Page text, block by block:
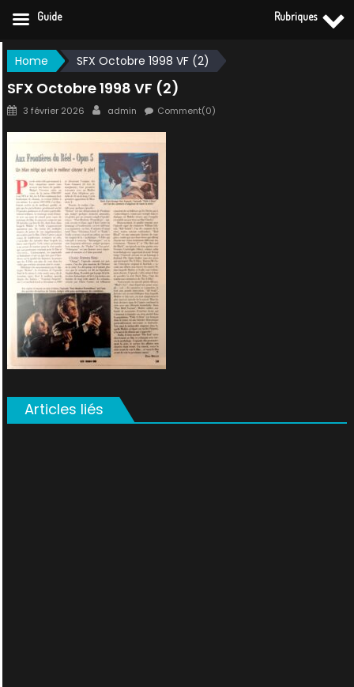
Skip
to
content
Home SFX Octobre 1998 VF (2)
SFX Octobre 1998 VF (2)
Posted
3 février 2026 Author
admin Comment(0)
Articles liés
Guide Rubriques